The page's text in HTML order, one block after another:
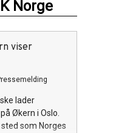
Norge
viser
lader
Økern i Oslo.
som Norges